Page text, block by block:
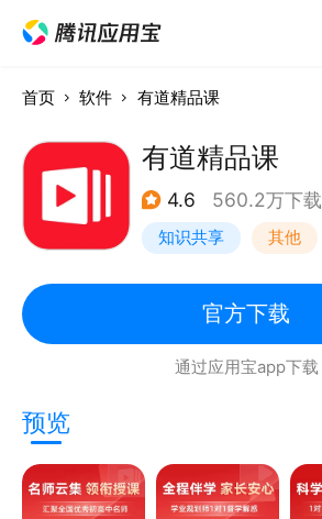
首页 软件 有道精品课
有道精品课
4.6 560.2万下载
知识共享 其他
官方下载
通过应用宝app下载
预览